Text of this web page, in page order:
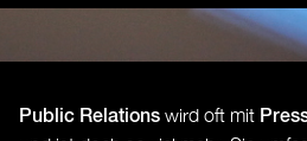
Public Relations wird oft mit